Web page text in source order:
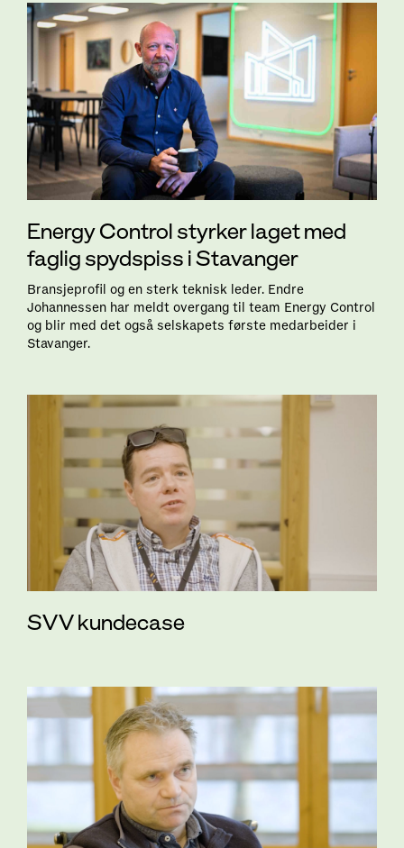
Energy Control styrker laget med
faglig spydspiss i Stavanger
Bransjeprofil og en sterk teknisk leder. Endre
Johannessen har meldt overgang til team Energy Control
og blir med det også selskapets første medarbeider i
Stavanger.
SVV kundecase